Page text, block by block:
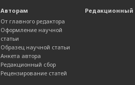
Авторам
От главного редактора
Оформление научной
статьи
Образец научной статьи
Анкета автора
Редакционный сбор
Рецензирование статей
Редакционный